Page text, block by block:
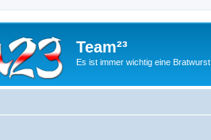
Team²³
Es ist immer wichtig eine